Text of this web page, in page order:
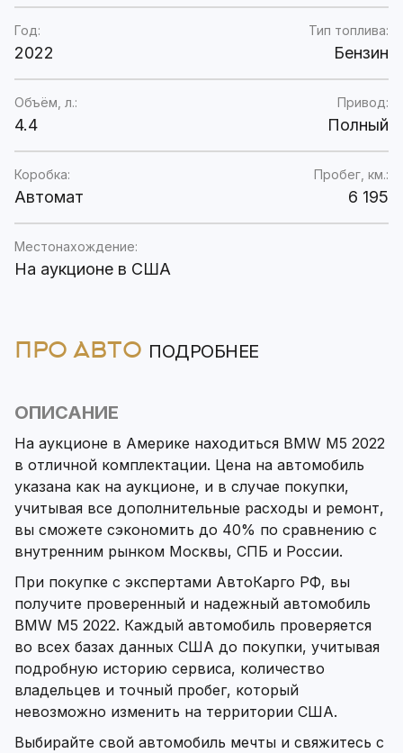
Год:
2022
Тип топлива:
Бензин
Объём, л.:
4.4
Привод:
Полный
Коробка:
Автомат
Пробег, км.:
6 195
Местонахождение:
На аукционе в США
ПРО АВТО ПОДРОБНЕЕ
ОПИСАНИЕ
На аукционе в Америке находиться BMW M5 2022
в отличной комплектации. Цена на автомобиль
указана как на аукционе, и в случае покупки,
учитывая все дополнительные расходы и ремонт,
вы сможете сэкономить до 40% по сравнению с
внутренним рынком Москвы, СПБ и России.
При покупке с экспертами АвтоКарго РФ, вы
получите проверенный и надежный автомобиль
BMW M5 2022. Каждый автомобиль проверяется
во всех базах данных США до покупки, учитывая
подробную историю сервиса, количество
владельцев и точный пробег, который
невозможно изменить на территории США.
Выбирайте свой автомобиль мечты и свяжитесь с